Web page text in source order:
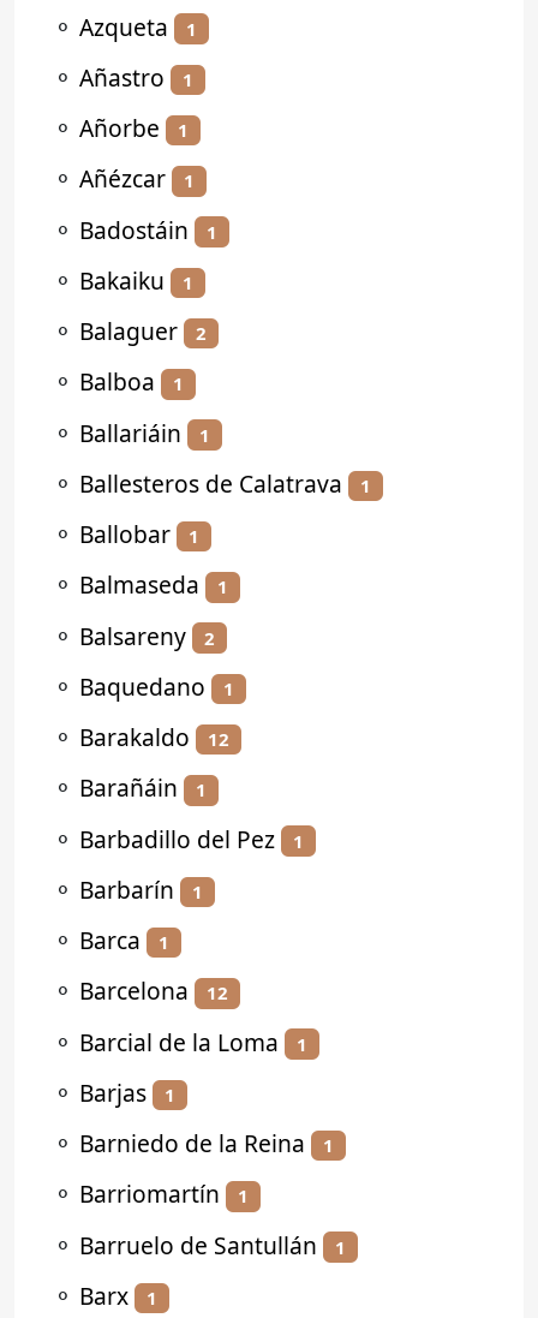
⚬ Azqueta 1
⚬ Añastro 1
⚬ Añorbe 1
⚬ Añézcar 1
⚬ Badostáin 1
⚬ Bakaiku 1
⚬ Balaguer 2
⚬ Balboa 1
⚬ Ballariáin 1
⚬ Ballesteros de Calatrava 1
⚬ Ballobar 1
⚬ Balmaseda 1
⚬ Balsareny 2
⚬ Baquedano 1
⚬ Barakaldo 12
⚬ Barañáin 1
⚬ Barbadillo del Pez 1
⚬ Barbarín 1
⚬ Barca 1
⚬ Barcelona 12
⚬ Barcial de la Loma 1
⚬ Barjas 1
⚬ Barniedo de la Reina 1
⚬ Barriomartín 1
⚬ Barruelo de Santullán 1
⚬ Barx 1